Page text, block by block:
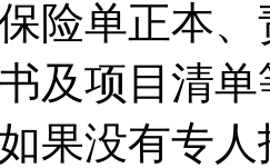
险单正本
及项目清
果没有专